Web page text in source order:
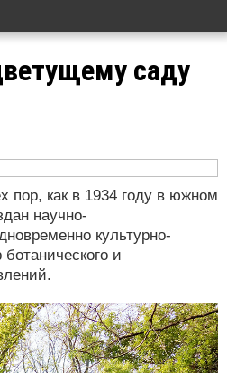
саду
пор, как в 1934 году в южном
научно-
культурно-
и